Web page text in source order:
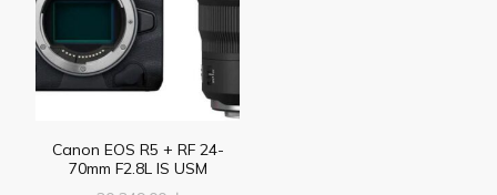
Canon EOS R5 + RF 24-
70mm F2.8L IS USM